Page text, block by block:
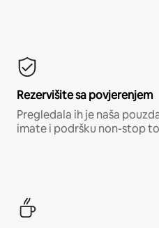
Rezervišite sa povjerenjem
Pregledala ih je naša
imate i podršku non-stop